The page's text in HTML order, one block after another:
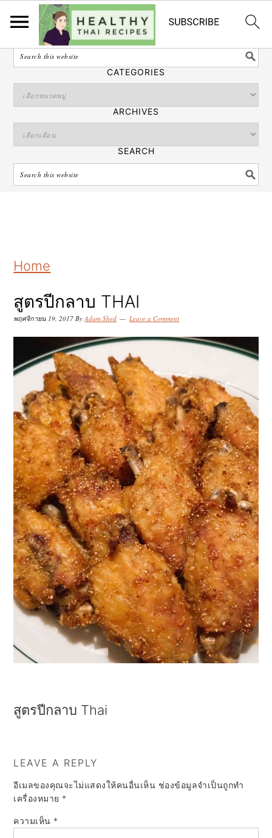
ไทย
SEARCH
CATEGORIES
ARCHIVES
SEARCH
k
p
t
p
i
m
a
r
y
n
a
v
i
g
t
n
k
p
t
m
i
n
c
o
n
t
e
n
t
k
p
t
p
i
m
a
r
y
s
i
d
e
b
r
Home
สูตรปีกลาบ THAI
พฤศจิกายน 19, 2017 ByAdam Shed Leave a Comment
สูตรปีกลาบ Thai
LEAVE A REPLY
อีเมลของคุณจะไม่แสดงให้คนอื่นเห็น ช่องข้อมูลจำเป็นถูกทำ
เครื่องหมาย *
ความเห็น *